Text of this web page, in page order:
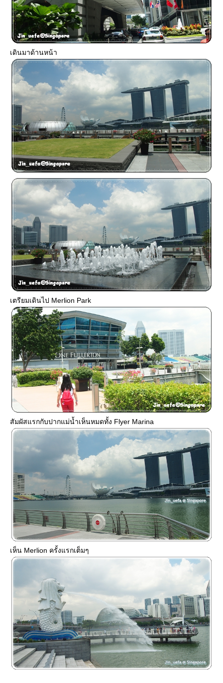
เดินมาด้านหน้า
เตรียมเดินไป Merlion Park
สัมผัสแรกกับปากแม่น้ำเห็นหมดทั้ง Flyer Marina
เห็น Merlion ครั้งแรกเต็มๆ